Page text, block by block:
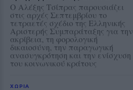
Ο Αλέξης Τσίπρας παρουσιάζει
στις αρχές Σεπτεμβρίου το
τετραετές σχέδιο της Ελληνικής
Αριστερής Συμπαράταξης για την
ακρίβεια, τη φορολογική
δικαιοσύνη, την παραγωγική
ανασυγκρότηση και την ενίσχυση
του κοινωνικού κράτους
ΧΩΡΙΑ